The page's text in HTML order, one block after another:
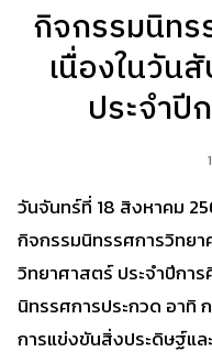
กิจกรรมนิท
เนื่องในวัน
ประจำปี
วันจันทร์ที่ 18 สิงหาคม
กิจกรรมนิทรรศการวิทย
วิทยาศาสตร์ ประจำปีกา
นิทรรศการประกวด อาทิ
การแข่งขันสิ่งประดิษฐ์แ